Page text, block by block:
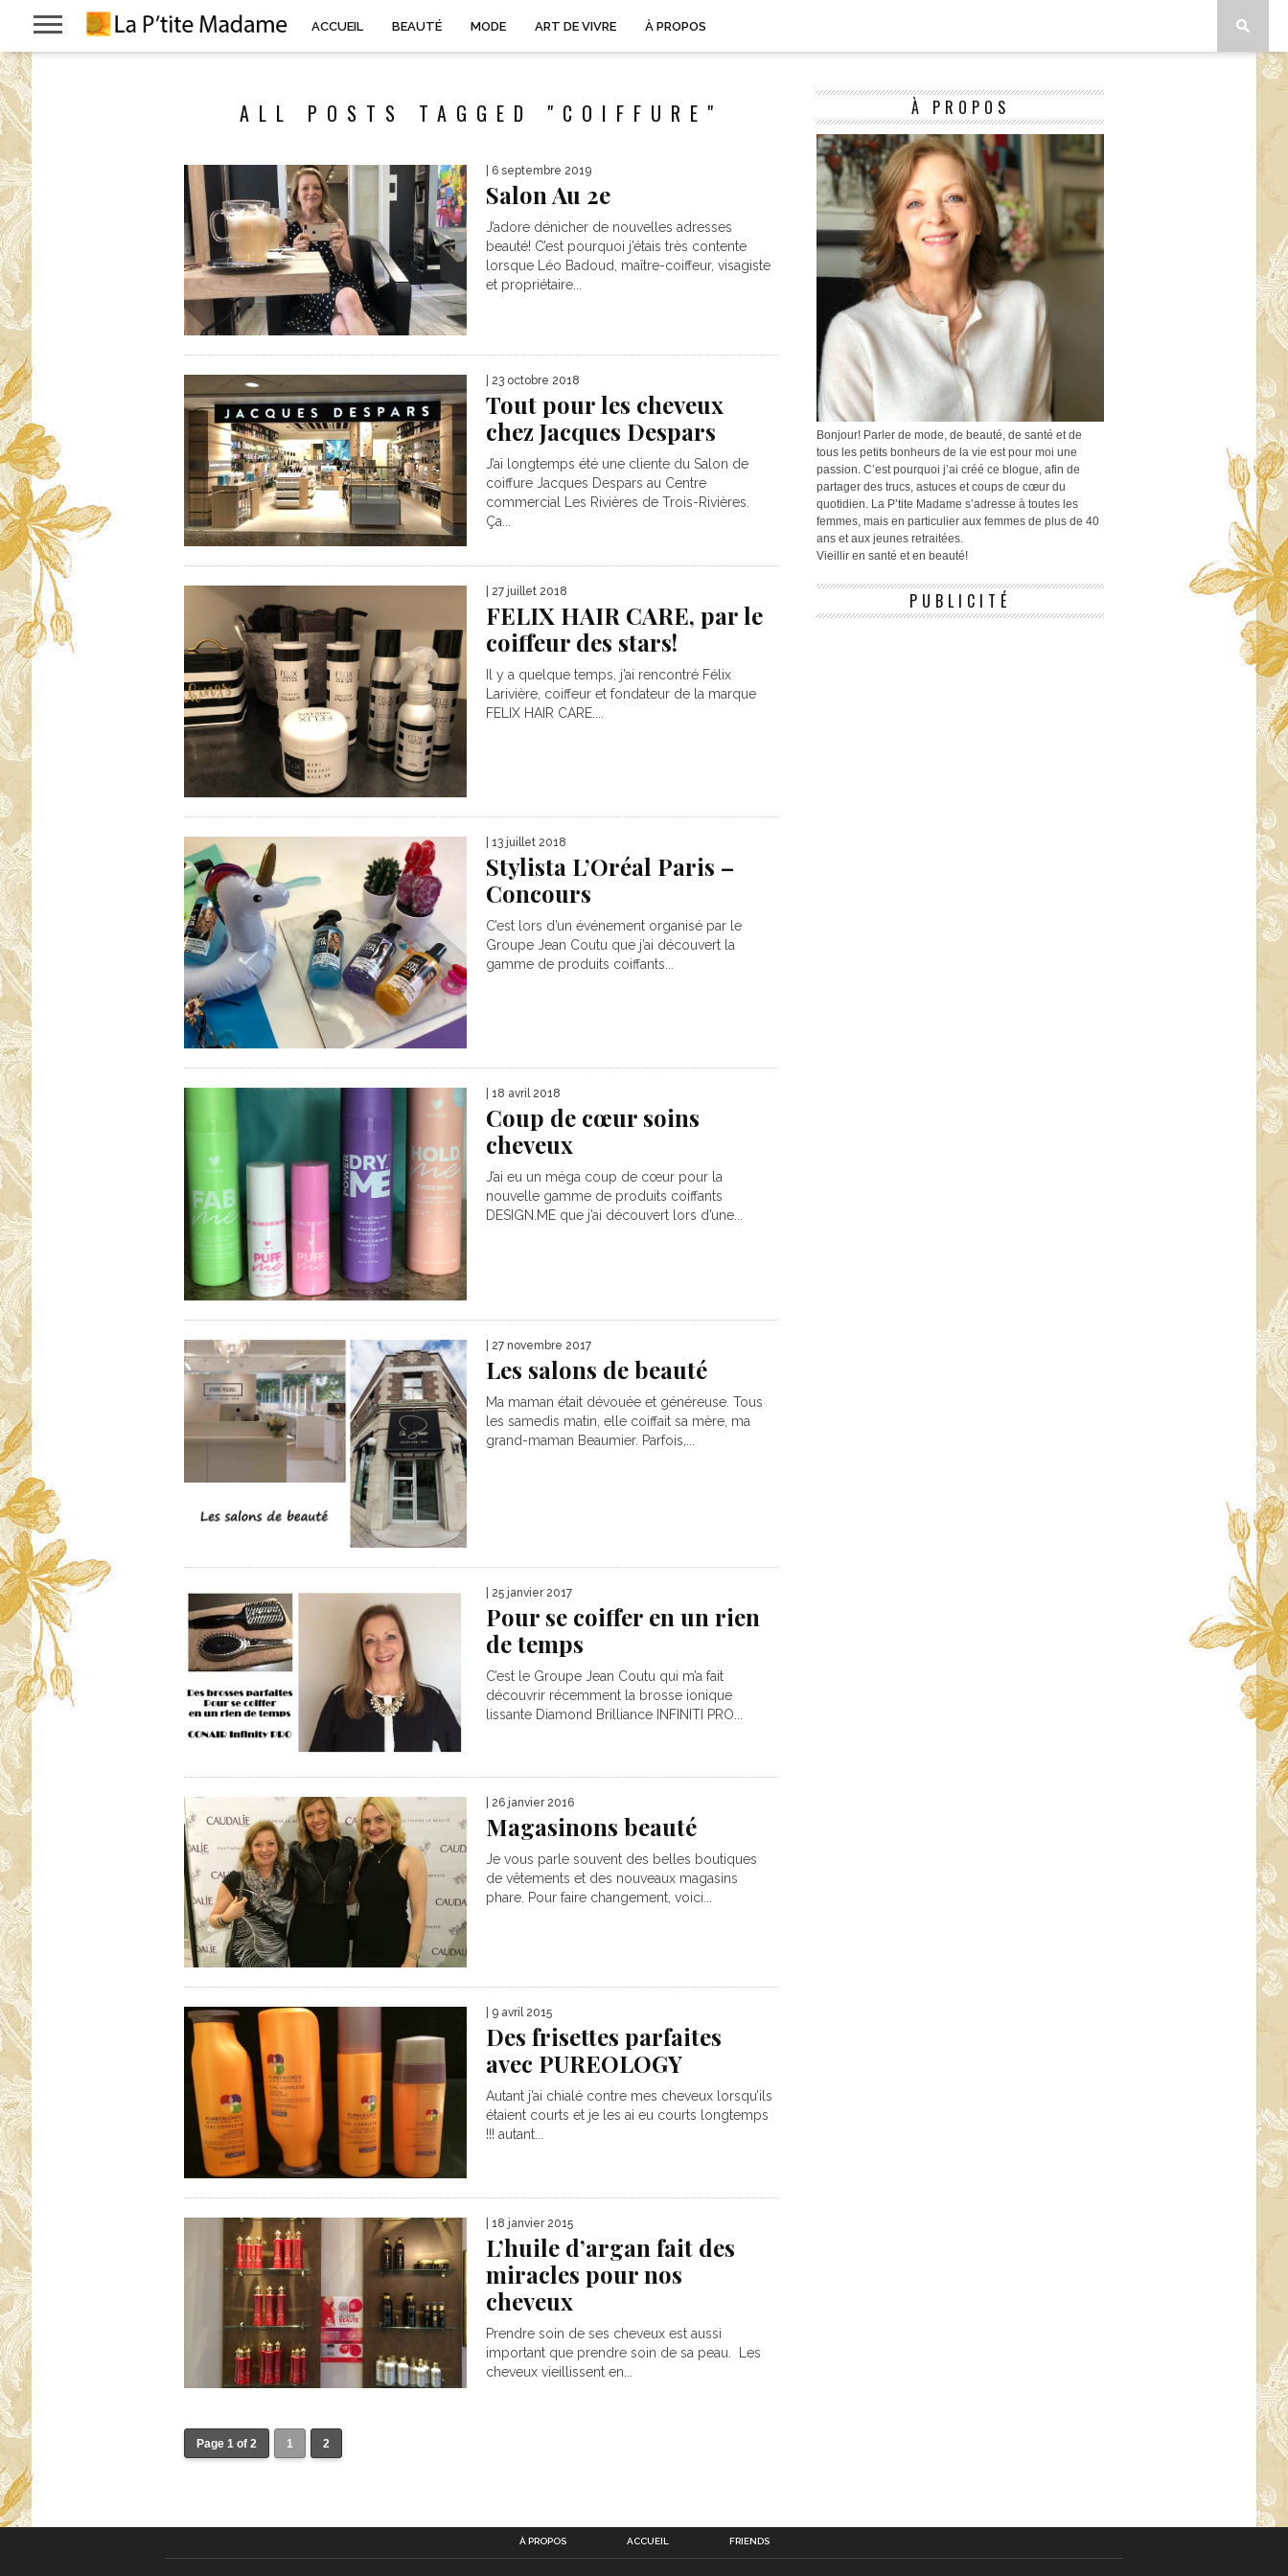
ACCUEIL BEAUTÉ MODE ART DE VIVRE À PROPOS
ALL POSTS TAGGED "COIFFURE"
| 6 septembre 2019
Salon Au 2e
J’adore dénicher de nouvelles adresses
beauté! C’est pourquoi j’étais très contente
lorsque Léo Badoud, maître-coiffeur, visagiste
et propriétaire...
| 23 octobre 2018
Tout pour les cheveux
chez Jacques Despars
J’ai longtemps été une cliente du Salon de
coiffure Jacques Despars au Centre
commercial Les Rivières de Trois-Rivières.
Ça...
| 27 juillet 2018
FELIX HAIR CARE, par le
coiffeur des stars!
Il y a quelque temps, j’ai rencontré Félix
Larivière, coiffeur et fondateur de la marque
FELIX HAIR CARE....
| 13 juillet 2018
Stylista L’Oréal Paris –
Concours
C’est lors d’un événement organisé par le
Groupe Jean Coutu que j’ai découvert la
gamme de produits coiffants...
| 18 avril 2018
Coup de cœur soins
cheveux
J’ai eu un méga coup de cœur pour la
nouvelle gamme de produits coiffants
DESIGN.ME que j’ai découvert lors d’une...
| 27 novembre 2017
Les salons de beauté
Ma maman était dévouée et généreuse. Tous
les samedis matin, elle coiffait sa mère, ma
grand-maman Beaumier. Parfois,...
| 25 janvier 2017
Pour se coiffer en un rien
de temps
C’est le Groupe Jean Coutu qui m’a fait
découvrir récemment la brosse ionique
lissante Diamond Brilliance INFINITI PRO...
| 26 janvier 2016
Magasinons beauté
Je vous parle souvent des belles boutiques
de vêtements et des nouveaux magasins
phare. Pour faire changement, voici...
| 9 avril 2015
Des frisettes parfaites
avec PUREOLOGY
Autant j’ai chialé contre mes cheveux lorsqu’ils
étaient courts et je les ai eu courts longtemps
!!! autant...
| 18 janvier 2015
L’huile d’argan fait des
miracles pour nos
cheveux
Prendre soin de ses cheveux est aussi
important que prendre soin de sa peau. Les
cheveux vieillissent en...
Page 1 of 2 1 2
À PROPOS
Bonjour! Parler de mode, de beauté, de santé et de
tous les petits bonheurs de la vie est pour moi une
passion. C’est pourquoi j’ai créé ce blogue, afin de
partager des trucs, astuces et coups de cœur du
quotidien. La P’tite Madame s’adresse à toutes les
femmes, mais en particulier aux femmes de plus de 40
ans et aux jeunes retraitées.
Vieillir en santé et en beauté!
PUBLICITÉ
À PROPOS ACCUEIL FRIENDS